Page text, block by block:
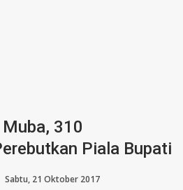
310
Piala Bupati
Sabtu, 21 Oktober 2017